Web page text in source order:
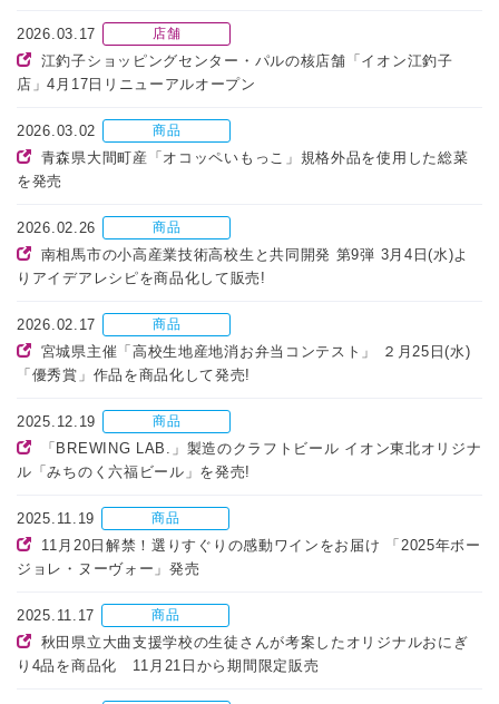
2026.03.17 店舗
江釣子ショッピングセンター・パルの核店舗「イオン江釣子
店」4月17日リニューアルオープン
2026.03.02 商品
青森県大間町産「オコッペいもっこ」規格外品を使用した総菜
を発売
2026.02.26 商品
南相馬市の小高産業技術高校生と共同開発 第9弾 3月4日(水)よ
りアイデアレシピを商品化して販売!
2026.02.17 商品
宮城県主催「高校生地産地消お弁当コンテスト」 ２月25日(水)
「優秀賞」作品を商品化して発売!
2025.12.19 商品
「BREWING LAB.」製造のクラフトビール イオン東北オリジナ
ル「みちのく六福ビール」を発売!
2025.11.19 商品
11月20日解禁！選りすぐりの感動ワインをお届け 「2025年ボー
ジョレ・ヌーヴォー」発売
2025.11.17 商品
秋田県立大曲支援学校の生徒さんが考案したオリジナルおにぎ
り4品を商品化 11月21日から期間限定販売